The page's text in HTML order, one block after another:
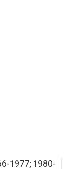
1977; 1980-